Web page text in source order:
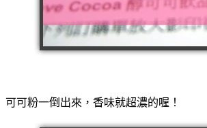
可可粉一倒出來，香味就超濃的喔！